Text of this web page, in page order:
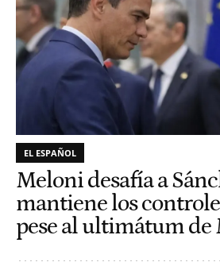
EL ESPAÑOL
Meloni desafía a
mantiene los
pese al ultimátum de